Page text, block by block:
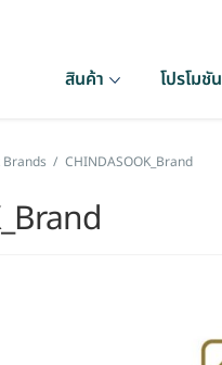
สินค้า โปรโมชัน
/ CHINDASOOK_Brand